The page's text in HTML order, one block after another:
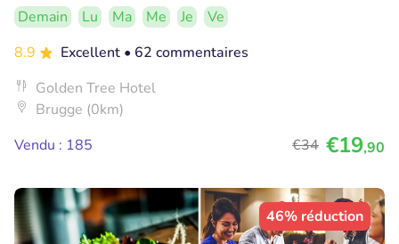
Demain Lu Ma Me Je
Ve
8.9
Excellent • 62 commentaires
Golden Tree Hotel
Brugge (0km)
Vendu : 185
€34 €19,90
46% réduction